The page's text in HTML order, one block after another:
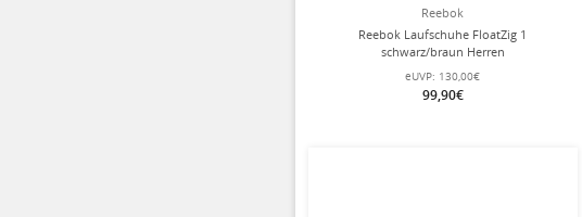
Reebok
Reebok Laufschuhe FloatZig 1
schwarz/braun Herren
eUVP: 130,00€
99,90€